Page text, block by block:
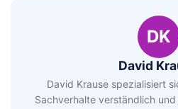
DK
David
David Krause spezialisiert
Sachverhalte verständlich